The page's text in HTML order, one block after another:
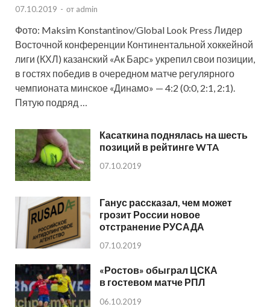
07.10.2019 - от admin
Фото: Maksim Konstantinov/Global Look Press Лидер
Восточной конференции Континентальной хоккейной
лиги (КХЛ) казанский «Ак Барс» укрепил свои позиции,
в гостях победив в очередном матче регулярного
чемпионата минское «Динамо» — 4:2 (0:0, 2:1, 2:1).
Пятую подряд …
Касаткина поднялась на шесть
позиций в рейтинге WTA
07.10.2019
Ганус рассказал, чем может
грозит России новое
отстранение РУСАДА
07.10.2019
«Ростов» обыграл ЦСКА
в гостевом матче РПЛ
06.10.2019